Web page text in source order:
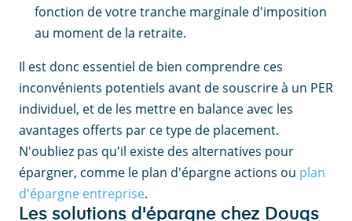
fonction de votre tranche marginale d'imposition
au moment de la retraite.
Il est donc essentiel de bien comprendre ces
inconvénients potentiels avant de souscrire à un PER
individuel, et de les mettre en balance avec les
avantages offerts par ce type de placement.
N'oubliez pas qu'il existe des alternatives pour
épargner, comme le plan d'épargne actions ou plan
d'épargne entreprise.
Les solutions d'épargne chez Dougs